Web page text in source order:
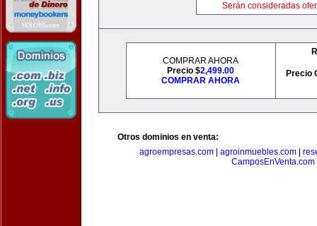
Serán consideradas
COMPRAR AHORA
Precio $2,499.00
COMPRAR AHORA
Precio
Otros dominios en venta:
agroempresas.com
agroinmuebles.com
CamposEnVenta.com